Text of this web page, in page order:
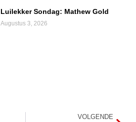
Luilekker Sondag: Mathew Gold
Augustus 3, 2026
VOLGENDE